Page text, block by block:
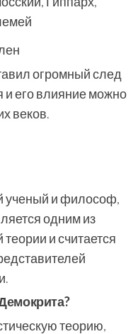
огромный след
и его влияние можно
веков.
ученый и философ,
одним из
и считается
теорию,